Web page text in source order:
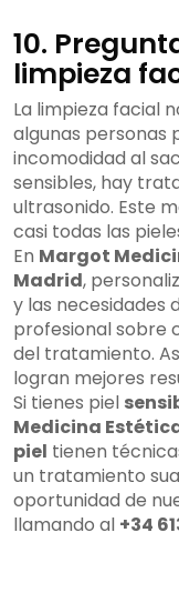
10.
limpieza
La limpieza facial
algunas personas
incomodidad al
sensibles, hay
ultrasonido. Este
casi todas las
En Margot
Madrid,
y las necesidades
profesional sobre
del tratamiento.
logran mejores
Si tienes piel
Medicina
piel tienen
un tratamiento
oportunidad de
llamando al +34